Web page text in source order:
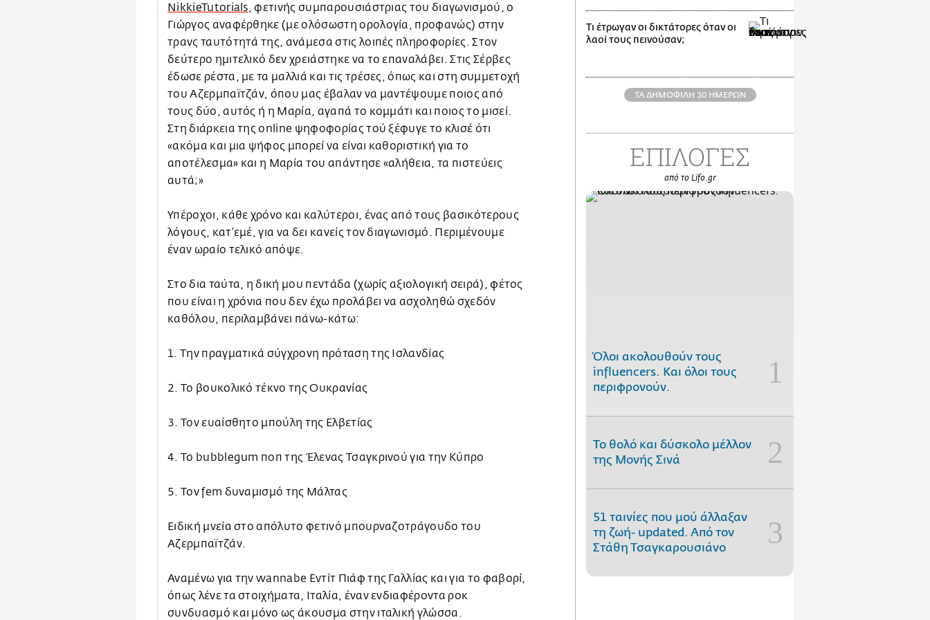
NikkieTutorials , φετινής συμπαρουσιάστριας του διαγωνισμού, ο
Γιώργος αναφέρθηκε (με ολόσωστη ορολογία, προφανώς) στην
τρανς ταυτότητά της, ανάμεσα στις λοιπές πληροφορίες. Στον
δεύτερο ημιτελικό δεν χρειάστηκε να το επαναλάβει. Στις Σέρβες
έδωσε ρέστα, με τα μαλλιά και τις τρέσες, όπως και στη συμμετοχή
του Αζερμπαϊτζάν, όπου μας έβαλαν να μαντέψουμε ποιος από
τους δύο, αυτός ή η Μαρία, αγαπά το κομμάτι και ποιος το μισεί.
Στη διάρκεια της online ψηφοφορίας τού ξέφυγε το κλισέ ότι
«ακόμα και μια ψήφος μπορεί να είναι καθοριστική για το
αποτέλεσμα» και η Μαρία του απάντησε «αλήθεια, τα πιστεύεις
αυτά;»
Υπέροχοι, κάθε χρόνο και καλύτεροι, ένας από τους βασικότερους
λόγους, κατ’εμέ, για να δει κανείς τον διαγωνισμό. Περιμένουμε
έναν ωραίο τελικό απόψε.
Στο δια ταύτα, η δική μου πεντάδα (χωρίς αξιολογική σειρά), φέτος
που είναι η χρόνια που δεν έχω προλάβει να ασχοληθώ σχεδόν
καθόλου, περιλαμβάνει πάνω-κάτω:
1. Την πραγματικά σύγχρονη πρόταση της Ισλανδίας
2. Το βουκολικό τέκνο της Ουκρανίας
3. Τον ευαίσθητο μπούλη της Ελβετίας
4. Το bubblegum ποπ της Έλενας Τσαγκρινού για την Κύπρο
5. Τον fem δυναμισμό της Μάλτας
Ειδική μνεία στο απόλυτο φετινό μπουρναζοτράγουδο του
Αζερμπαϊτζάν.
Αναμένω για την wannabe Εντίτ Πιάφ της Γαλλίας και για το φαβορί,
όπως λένε τα στοιχήματα, Ιταλία, έναν ενδιαφέροντα ροκ
συνδυασμό και μόνο ως άκουσμα στην ιταλική γλώσσα.
Τι έτρωγαν οι δικτάτορες όταν οι
λαοί τους πεινούσαν;
ΤΑ ΔΗΜΟΦΙΛΗ 30 ΗΜΕΡΩΝ
ΕΠΙΛΟΓΕΣ
από το Lifo.gr
Όλοι ακολουθούν τους
influencers. Και όλοι τους
περιφρονούν.
Το θολό και δύσκολο μέλλον
της Μονής Σινά
51 ταινίες που μού άλλαξαν
τη ζωή- updated. Aπό τον
Στάθη Τσαγκαρουσιάνο